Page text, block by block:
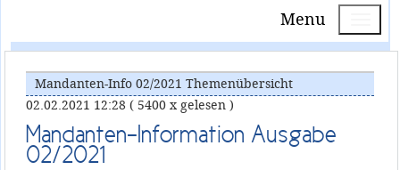
Menu
Mandanten-Info 02/2021 Themenübersicht
02.02.2021 12:28 ( 5400 x gelesen )
Mandanten-Information Ausgabe
02/2021